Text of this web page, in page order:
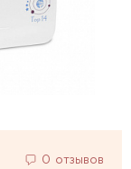
0 отзывов